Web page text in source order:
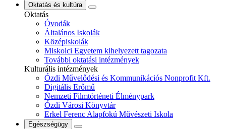
Oktatás és kultúra
Oktatás
Óvodák
Általános Iskolák
Középiskolák
Miskolci Egyetem kihelyezett tagozata
További oktatási intézmények
Kulturális intézmények
Ózdi Művelődési és Kommunikációs Nonprofit Kft.
Digitális Erőmű
Nemzeti Filmtörténeti Élménypark
Ózdi Városi Könyvtár
Erkel Ferenc Alapfokú Művészeti Iskola
Egészségügy